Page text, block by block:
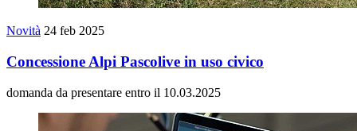
Novità 24 feb 2025
Concessione Alpi Pascolive in uso civico
domanda da presentare entro il 10.03.2025